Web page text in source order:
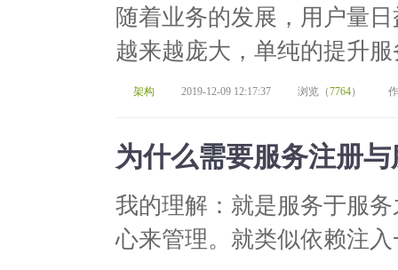
随着业务的发展，用户量
越来越庞大，单纯的提升
架构 2019-12-09 12:17:37 浏览（7764）
为什么需要服务注册
我的理解：就是服务于服
心来管理。就类似依赖注